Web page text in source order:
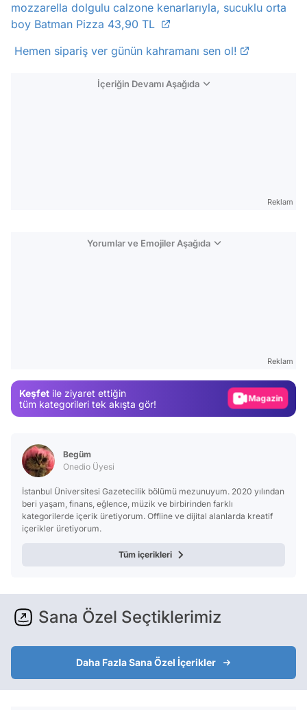
mozzarella dolgulu calzone kenarlarıyla, sucuklu orta
boy Batman Pizza 43,90 TL
Hemen sipariş ver günün kahramanı sen ol!
İçeriğin Devamı Aşağıda
Reklam
Yorumlar ve Emojiler Aşağıda
Reklam
Keşfet ile ziyaret ettiğin
tüm kategorileri tek akışta gör!
Video
Begüm
Onedio Üyesi
İstanbul Üniversitesi Gazetecilik bölümü mezunuyum. 2020 yılından
beri yaşam, finans, eğlence, müzik ve birbirinden farklı
kategorilerde içerik üretiyorum. Offline ve dijital alanlarda kreatif
içerikler üretiyorum.
Tüm içerikleri
Sana Özel Seçtiklerimiz
Daha Fazla Sana Özel İçerikler